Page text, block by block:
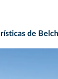
de